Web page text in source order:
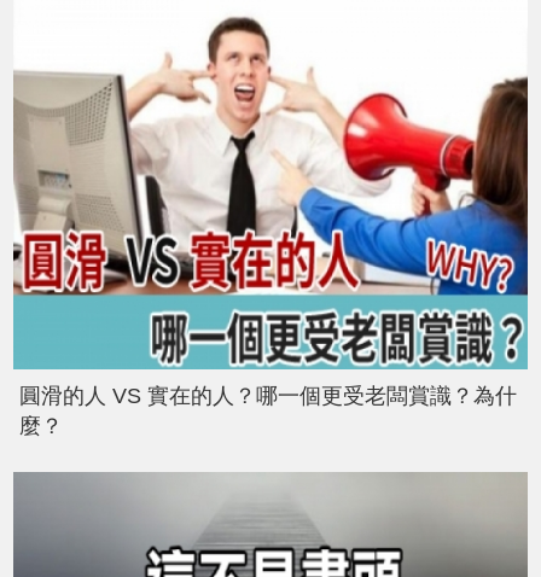
圓滑的人 VS 實在的人？哪一個更受老闆賞識？為什
麼？